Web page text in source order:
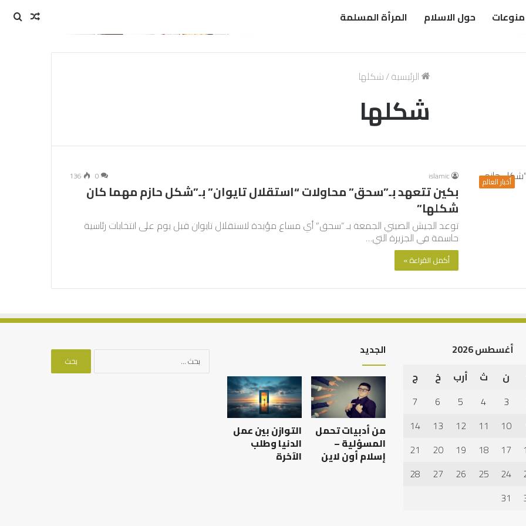
منوعات حول الاسلام المرأة المسلمة
مقال
الرئيسية/شكلها
شكلها
أخبار العالم islamic
0
136
بكين تتعهد بـ”سحق” محاولات “استقلال تايوان” بـ”شكل حازم مهما كان
شكلها”
توعد الجيش الصيني الجمعة بـ “سحق” أي مساع مؤيدة لاستقلال تايوان قبل يوم على انتخابات رئاسية
حاسمة في الجزيرة التي…
أكمل القراءة »
العبادات شخصية
أهم
أسباب
عدم
استجابة
الدعاء
أهم أسباب عدم استجابة
العلاقة
العلمية
بين
الإمام
مالك
والليث
أغسطس 2026
ن ث أرب خ
ج
3
4
5
6
7
10
11
12
13
14
17
18
19
20
21
24
25
26
27
28
31
الجديد
من أدبيات تحمل
المسؤلية –
إسلام أون لاين
التوازن بين عمل
الدنيا وطلب
الآخرة
البحث